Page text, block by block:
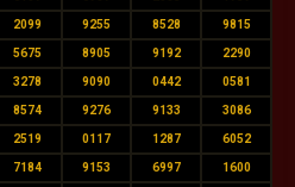
2099 9255 8528 9815
5675 8905 9192 2290
3278 9090 0442 0581
8574 9276 9133 3086
2519 0117 1287 6052
7184 9153 6997 1600